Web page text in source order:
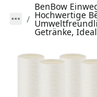
BenBow
Hochwertige
Getränke,